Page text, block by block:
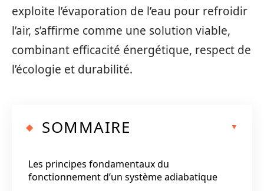
exploite l’évaporation de l’eau pour refroidir
l’air, s’affirme comme une solution viable,
combinant efficacité énergétique, respect de
l’écologie et durabilité.
SOMMAIRE
Les principes fondamentaux du
fonctionnement d’un système adiabatique